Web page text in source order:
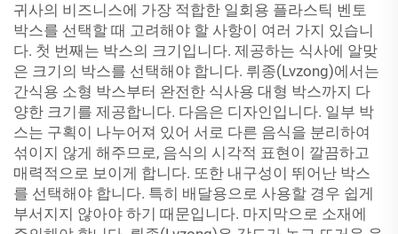
귀사의 비즈니스에 가장 적합한 일회용 플라스틱 벤토
박스를 선택할 때 고려해야 할 사항이 여러 가지 있습니
다. 첫 번째는 박스의 크기입니다. 제공하는 식사에 알맞
은 크기의 박스를 선택해야 합니다. 뤼종(Lvzong)에서는
간식용 소형 박스부터 완전한 식사용 대형 박스까지 다
양한 크기를 제공합니다. 다음은 디자인입니다. 일부 박
스는 구획이 나누어져 있어 서로 다른 음식을 분리하여
섞이지 않게 해주므로, 음식의 시각적 표현이 깔끔하고
매력적으로 보이게 합니다. 또한 내구성이 뛰어난 박스
를 선택해야 합니다. 특히 배달용으로 사용할 경우 쉽게
부서지지 않아야 하기 때문입니다. 마지막으로 소재에